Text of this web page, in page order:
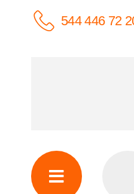
544 446 72